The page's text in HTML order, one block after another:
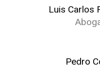
Luis Carlos
Pedro